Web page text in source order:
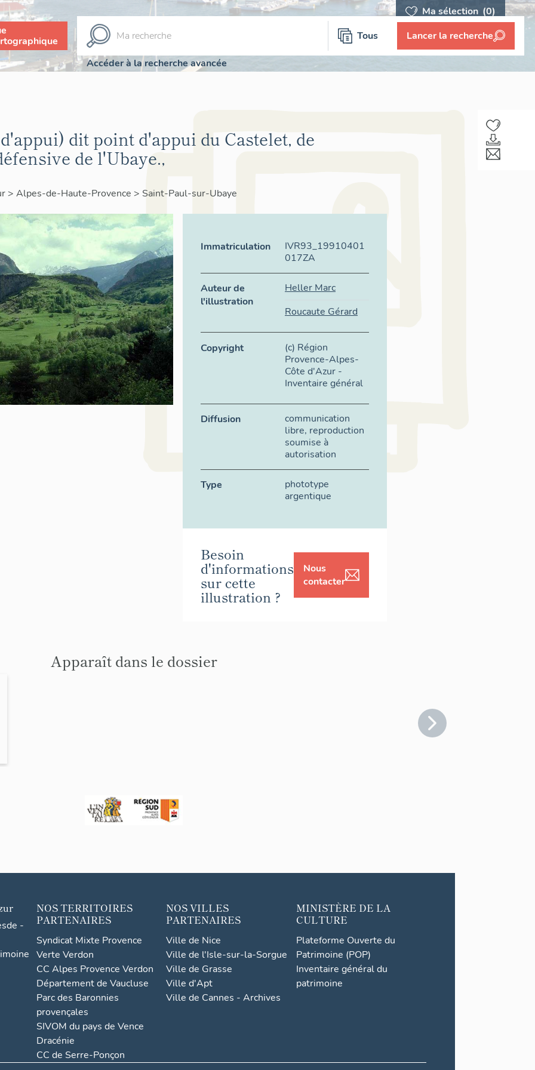
Ma sélection (0)
Tous Lancer la recherche
Accéder à la recherche avancée
dit point d'appui du Castelet, de
de l'Ubaye.,
> Alpes-de-Haute-Provence > Saint-Paul-sur-Ubaye
Immatriculation
IVR93_19910401
017ZA
Auteur de
l'illustration
Heller Marc
Roucaute Gérard
Copyright
(c) Région
Provence-Alpes-
Côte d'Azur -
Inventaire général
Diffusion
communication
libre, reproduction
soumise à
autorisation
Type
phototype
argentique
Besoin
d'informations
sur cette
illustration ?
Nous
contacter
Apparaît dans le dossier
-
NOS TERRITOIRES
PARTENAIRES
Syndicat Mixte Provence
Verte Verdon
CC Alpes Provence Verdon
Département de Vaucluse
Parc des Baronnies
provençales
SIVOM du pays de Vence
Dracénie
CC de Serre-Ponçon
NOS VILLES
PARTENAIRES
Ville de Nice
Ville de l'Isle-sur-la-Sorgue
Ville de Grasse
Ville d'Apt
Ville de Cannes - Archives
MINISTÈRE DE LA
CULTURE
Plateforme Ouverte du
Patrimoine (POP)
Inventaire général du
patrimoine